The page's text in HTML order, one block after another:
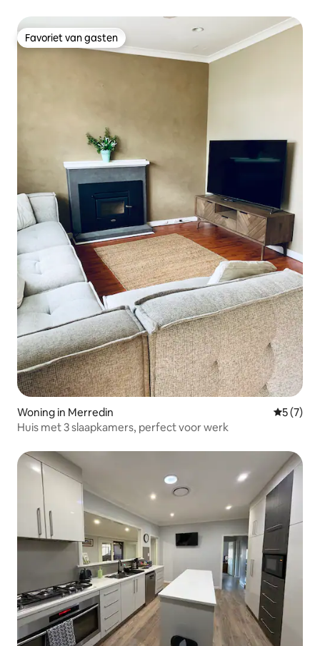
Favoriet van gasten
Favoriet van gasten
Woning in Merredin
5 (7)
Huis met 3 slaapkamers, perfect voor werk